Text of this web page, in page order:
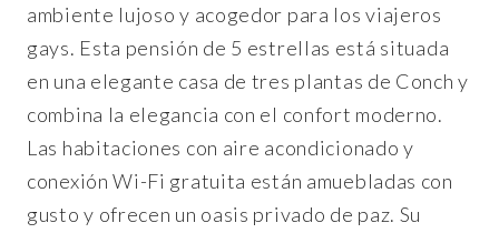
ambiente lujoso y acogedor para los viajeros
gays. Esta pensión de 5 estrellas está situada
en una elegante casa de tres plantas de Conch y
combina la elegancia con el confort moderno.
Las habitaciones con aire acondicionado y
conexión Wi-Fi gratuita están amuebladas con
gusto y ofrecen un oasis privado de paz. Su